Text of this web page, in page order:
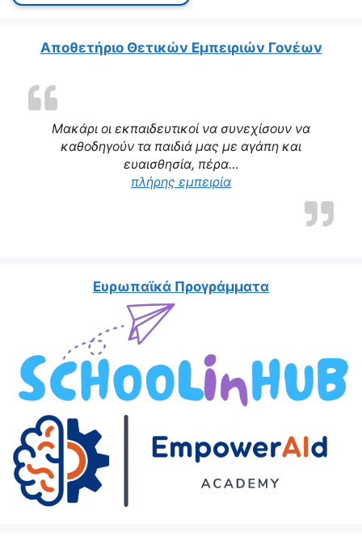
Μακάρι οι εκπαιδευτικοί να συνεχίσουν να
καθοδηγούν τα παιδιά μας με αγάπη και
ευαισθησία, πέρα…
πλήρης εμπειρία
Αποθετήριο Θετικών Εμπειριών Γονέων
Ευρωπαϊκά Προγράμματα